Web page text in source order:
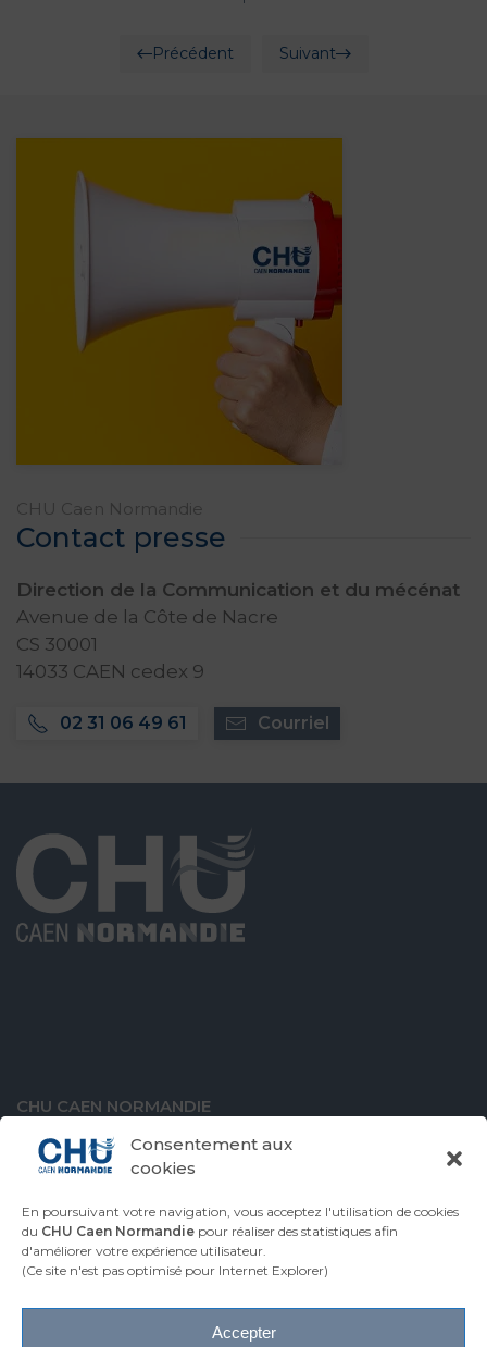
Consentement aux
cookies
En poursuivant votre navigation, vous acceptez l'utilisation de cookies
du CHU Caen Normandie pour réaliser des statistiques afin
d'améliorer votre expérience utilisateur.
(Ce site n'est pas optimisé pour Internet Explorer)
Accepter
Précédent Suivant
CHU Caen Normandie
Contact presse
Direction de la Communication et du mécénat
Avenue de la Côte de Nacre
CS 30001
14033 CAEN cedex 9
02 31 06 49 61 Courriel
CHU CAEN NORMANDIE
14000 Caen
VENIR AU CHU
ESPACE PRESSE